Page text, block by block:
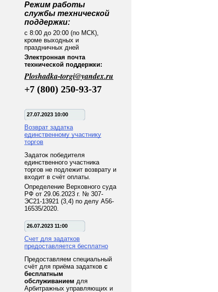
Режим работы
службы технической
поддержки:
с 8:00 до 20:00 (по МСК),
кроме выходных и
праздничных дней
Электронная почта
технической поддержки:
Ploshadka-torgi@yandex.ru
+7 (800) 250-93-37
27.07.2023 10:00
Возврат задатка
единственному участнику
торгов
Задаток победителя
единственного участника
торгов не подлежит возврату и
входит в счёт оплаты.
Определение Верховного суда
РФ от 29.06.2023 г. № 307-
ЭС21-13921 (3,4) по делу А56-
16535/2020.
26.07.2023 11:00
Счет для задатков
предоставляется бесплатно
Предоставляем специальный
счёт для приёма задатков с
бесплатным
обслуживанием для
Арбитражных управляющих и